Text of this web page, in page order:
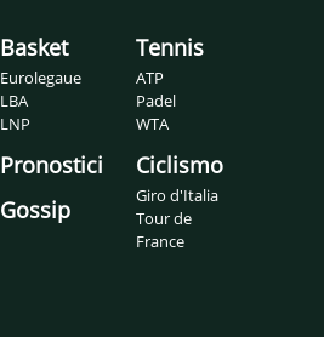
Basket
Eurolegaue
LBA
LNP
Pronostici
Gossip
Tennis
ATP
Padel
WTA
Ciclismo
Giro d'Italia
Tour de
France